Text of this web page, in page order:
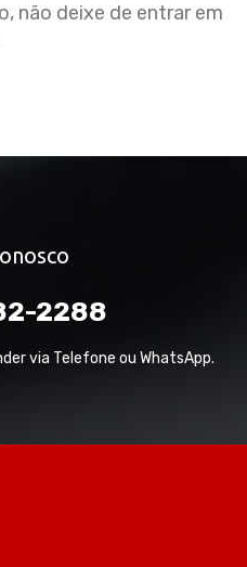
não deixe de entrar em
2288
via Telefone ou WhatsApp.